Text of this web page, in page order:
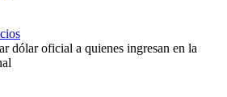
dólar oficial a quienes ingresan en la